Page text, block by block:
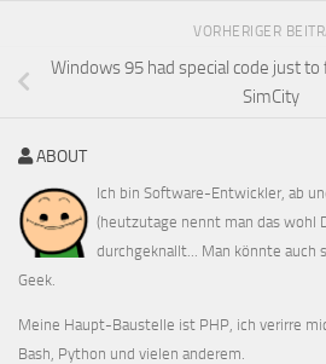
VORHERIGER
Windows 95 had special code just
SimCity
ABOUT
Ich bin Software-Entwickler, ab
(heutzutage nennt man das wohl
durchgeknallt... Man könnte auch
Geek.
Meine Haupt-Baustelle ist PHP, ich verirre
Bash, Python und vielen anderem.